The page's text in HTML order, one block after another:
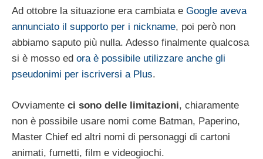
Ad ottobre la situazione era cambiata e Google aveva
annunciato il supporto per i nickname, poi però non
abbiamo saputo più nulla. Adesso finalmente qualcosa
si è mosso ed ora è possibile utilizzare anche gli
pseudonimi per iscriversi a Plus.
Ovviamente ci sono delle limitazioni, chiaramente
non è possibile usare nomi come Batman, Paperino,
Master Chief ed altri nomi di personaggi di cartoni
animati, fumetti, film e videogiochi.